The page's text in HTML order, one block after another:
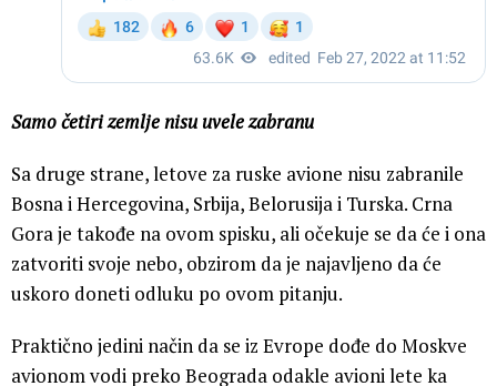
Samo četiri zemlje nisu uvele zabranu
Sa druge strane, letove za ruske avione nisu zabranile
Bosna i Hercegovina, Srbija, Belorusija i Turska. Crna
Gora je takođe na ovom spisku, ali očekuje se da će i ona
zatvoriti svoje nebo, obzirom da je najavljeno da će
uskoro doneti odluku po ovom pitanju.
Praktično jedini način da se iz Evrope dođe do Moskve
avionom vodi preko Beograda odakle avioni lete ka